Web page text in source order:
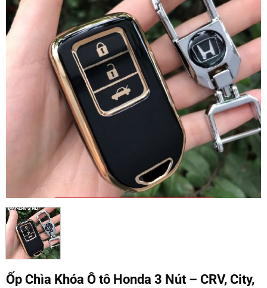
Ốp Chìa Khóa Ô tô Honda 3 Nút – CRV, City,